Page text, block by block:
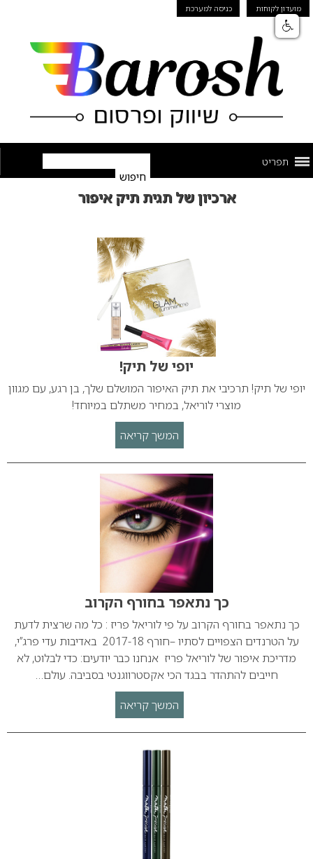
מועדון לקוחות כניסה למערכת
תפריט
ארכיון של תגית תיק איפור
יופי של תיק!
יופי של תיק! תרכיבי את תיק האיפור המושלם שלך, בן רגע, עם מגוון
מוצרי לוריאל, במחיר משתלם במיוחד!
המשך קריאה
כך נתאפר בחורף הקרוב
כך נתאפר בחורף הקרוב על פי לוריאל פריז : כל מה שרצית לדעת
על הטרנדים הצפויים לסתיו –חורף 2017-18 באדיבות עדי פרג’’י,
מדריכת איפור של לוריאל פריז אנחנו כבר יודעים: כדי לבלוט, לא
חייבים להתהדר בבגד הכי אקסטרווגנטי בסביבה. עולם…
המשך קריאה